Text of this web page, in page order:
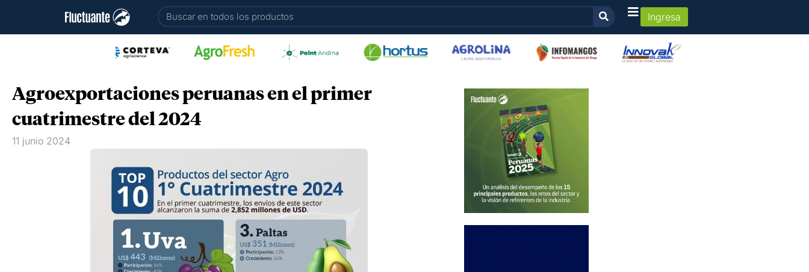
Buscar Ingresa
Agroexportaciones peruanas en el primer
cuatrimestre del 2024
11 junio 2024